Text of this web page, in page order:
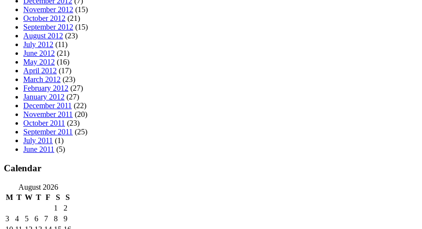
November 2012 (15)
October 2012 (21)
September 2012 (15)
August 2012 (23)
July 2012 (11)
June 2012 (21)
May 2012 (16)
April 2012 (17)
March 2012 (23)
February 2012 (27)
January 2012 (27)
December 2011 (22)
November 2011 (20)
October 2011 (23)
September 2011 (25)
July 2011 (1)
June 2011 (5)
Calendar
August 2026
M T W T F S
S
1
2
3
4 5 6 7 8
9